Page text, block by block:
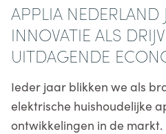
APPLIA NEDERLAND
INNOVATIE ALS
UITDAGENDE
Ieder jaar blikken we als
elektrische huishoudelijke
ontwikkelingen in de